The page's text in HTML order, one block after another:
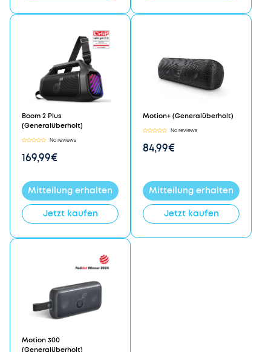
Boom 2 Plus
(Generalüberholt)
No reviews
169,99€
Mitteilung erhalten
Jetzt kaufen
Motion+ (Generalüberholt)
No reviews
84,99€
Mitteilung erhalten
Jetzt kaufen
Motion 300
(Generalüberholt)